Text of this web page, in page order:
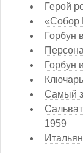
Герой
«Собор
Горбун
Горбун
Самый
1959